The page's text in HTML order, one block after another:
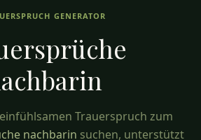
GENERATOR
Trauerspruch zum
nachbarin suchen, unterstützt